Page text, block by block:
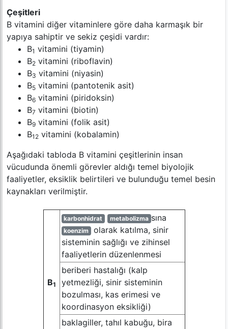
Çeşitleri
B vitamini diğer vitaminlere göre daha karmaşık bir
yapıya sahiptir ve sekiz çeşidi vardır:
B1 vitamini (tiyamin)
B2 vitamini (riboflavin)
B3 vitamini (niyasin)
B5 vitamini (pantotenik asit)
B6 vitamini (piridoksin)
B7 vitamini (biotin)
B9 vitamini (folik asit)
B12 vitamini (kobalamin)
Aşağıdaki tabloda B vitamini çeşitlerinin insan
vücudunda önemli görevler aldığı temel biyolojik
faaliyetler, eksiklik belirtileri ve bulunduğu temel besin
kaynakları verilmiştir.
B1
karbonhidrat metabolizma sına
koenzim
olarak katılma, sinir
sisteminin sağlığı ve zihinsel
faaliyetlerin düzenlenmesi
beriberi hastalığı (kalp
yetmezliği, sinir sisteminin
bozulması, kas erimesi ve
koordinasyon eksikliği)
baklagiller, tahıl kabuğu, bira